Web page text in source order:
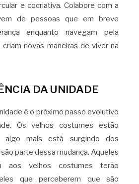
e cocriativa. Colabore com a
de pessoas que em breve
enquanto navegam pela
novas maneiras de viver na
DA UNIDADE
é o próximo passo evolutivo
Os velhos costumes estão
algo mais está surgindo dos
parte dessa mudança. Aqueles
aos velhos costumes terão
que perceberem que são